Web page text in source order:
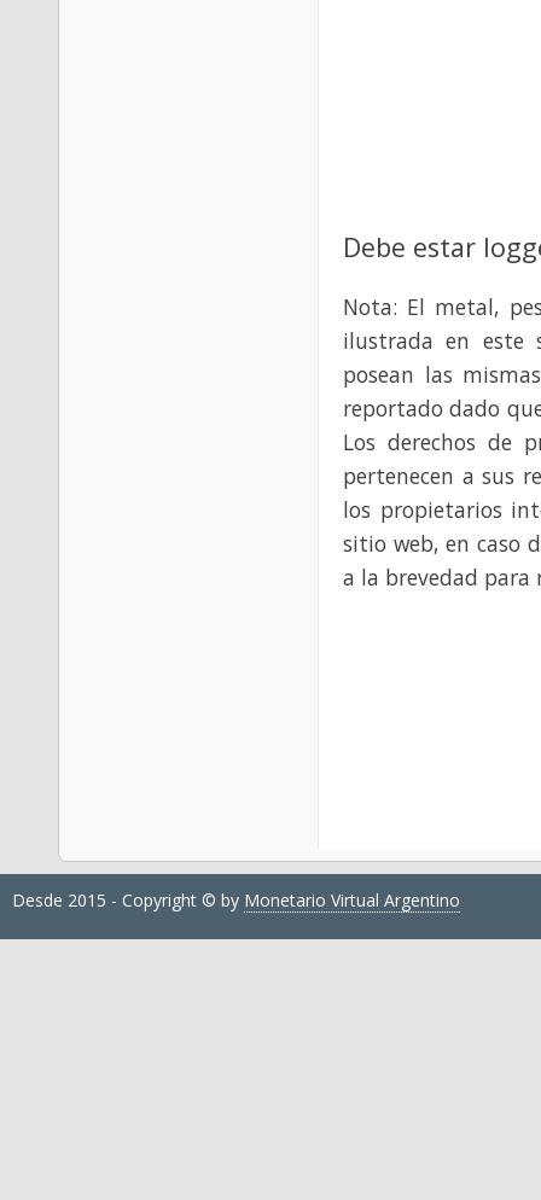
Debe estar
Nota: El metal,
ilustrada en este
posean las
reportado dado
Los derechos de
pertenecen a sus
los propietarios
sitio web, en caso
a la brevedad para
Desde 2015 - Copyright © by Monetario Virtual Argentino